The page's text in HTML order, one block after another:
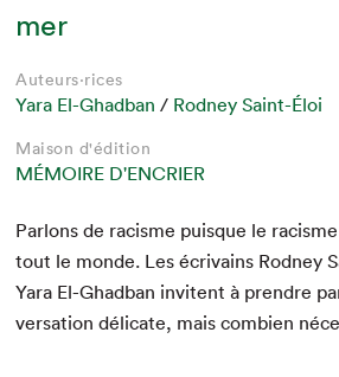
mer
Auteurs·rices
Yara El-Ghadban / Rodney Saint-Éloi
Maison d'édition
MÉMOIRE D'ENCRIER
Par­lons de racisme puisque le
tout le monde. Les écrivains Rod­ney
Yara El-Ghad­ban invi­tent à pren­dre
ver­sa­tion déli­cate, mais com­bi­en